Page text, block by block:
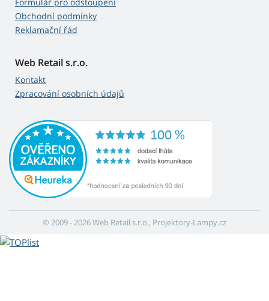
Obchodní podmínky
Reklamační řád
Web Retail s.r.o.
Kontakt
Zpracování osobních údajů
© 2009 - 2026 Web Retail s.r.o., Projektory-Lampy.cz